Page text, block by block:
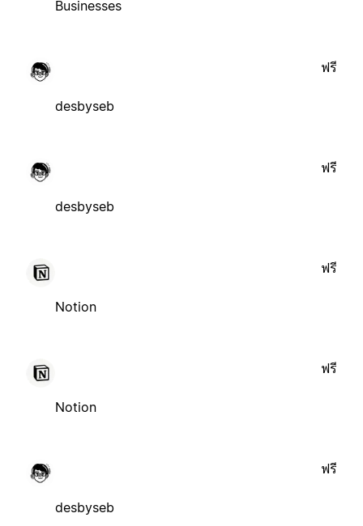
Businesses
desbyseb
ฟรี
desbyseb
ฟรี
Notion
ฟรี
Notion
ฟรี
desbyseb
ฟรี